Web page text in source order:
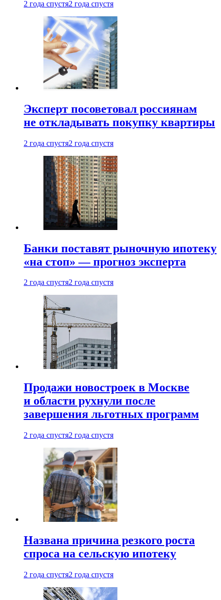
2 года спустя2 года спустя
Эксперт посоветовал россиянам
не откладывать покупку квартиры
2 года спустя2 года спустя
Банки поставят рыночную ипотеку
«на стоп» — прогноз эксперта
2 года спустя2 года спустя
Продажи новостроек в Москве
и области рухнули после
завершения льготных программ
2 года спустя2 года спустя
Названа причина резкого роста
спроса на сельскую ипотеку
2 года спустя2 года спустя